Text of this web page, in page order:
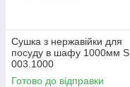
Сушка з нержавійки для
посуду в шафу 1000мм S.
003.1000
Готово до відправки